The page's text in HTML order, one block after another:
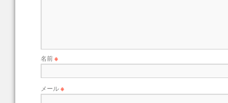
名前※
メール※